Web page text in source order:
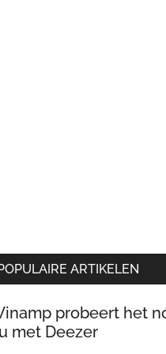
ARTIKELEN
probeert het
met Deezer